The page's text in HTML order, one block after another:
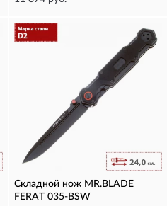
Складной нож MR.BLADE
FERAT 035-BSW